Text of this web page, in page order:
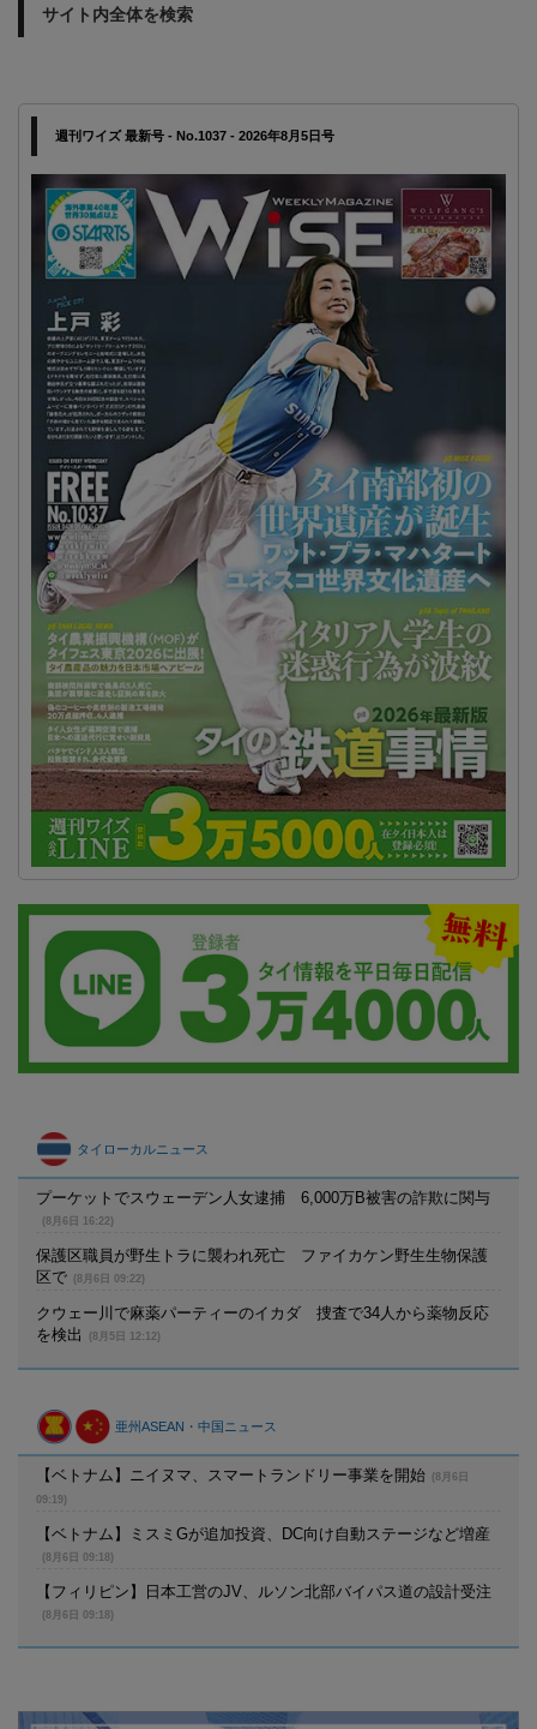
サイト内全体を検索
週刊ワイズ 最新号 - No.1037 - 2026年8月5日号
タイローカルニュース
プーケットでスウェーデン人女逮捕 6,000万B被害の詐欺に関与
(8月6日 16:22)
保護区職員が野生トラに襲われ死亡 ファイカケン野生生物保護
区で
(8月6日 09:22)
クウェー川で麻薬パーティーのイカダ 捜査で34人から薬物反応
を検出
(8月5日 12:12)
亜州ASEAN・中国ニュース
【ベトナム】ニイヌマ、スマートランドリー事業を開始
(8月6日
09:19)
【ベトナム】ミスミGが追加投資、DC向け自動ステージなど増産
(8月6日 09:18)
【フィリピン】日本工営のJV、ルソン北部バイパス道の設計受注
(8月6日 09:18)